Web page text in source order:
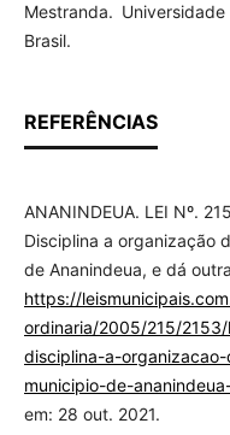
Mestranda.
Brasil.
REFERÊNCIAS
ANANINDEUA. LEI Nº.
Disciplina a organização
de Ananindeua, e dá
https://
ordinaria/2005/215/
disciplina-a-
municipio-de-
em: 28 out. 2021.